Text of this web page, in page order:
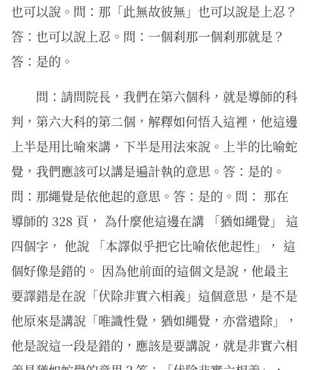
也可以說。問：那「此無故彼無」也可以說是上忍？
答：也可以說上忍。問：一個刹那一個刹那就是？
答：是的。
問：請問院長，我們在第六個科，就是導師的科
判，第六大科的第二個，解釋如何悟入這裡，他這邊
上半是用比喻來講，下半是用法來說。上半的比喻蛇
覺，我們應該可以講是遍計執的意思。答：是的。
問：那繩覺是依他起的意思。答：是的。問： 那在
導師的 328 頁， 為什麼他這邊在講 「猶如繩覺」 這
四個字， 他說 「本譯似乎把它比喻依他起性」， 這
個好像是錯的。 因為他前面的這個文是說，他最主
要譯錯是在說「伏除非實六相義」這個意思，是不是
他原來是講說「唯識性覺，猶如繩覺，亦當遣除」，
他是說這一段是錯的，應該是要講說，就是非實六相